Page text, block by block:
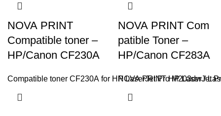
NOVA PRINT
Compatible toner –
HP/Canon CF230A
Compatible toner CF230A for HP LaserJet Pro M203dw /
NOVA PRINT Com
patible Toner –
HP/Canon CF283A
NOVA PRINT HP LaserJet